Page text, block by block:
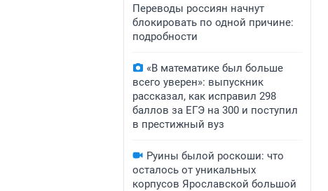
Переводы россиян начнут
блокировать по одной причине:
подробности
«В математике был больше
всего уверен»: выпускник
рассказал, как исправил 298
баллов за ЕГЭ на 300 и поступил
в престижный вуз
Руины былой роскоши: что
осталось от уникальных
корпусов Ярославской большой